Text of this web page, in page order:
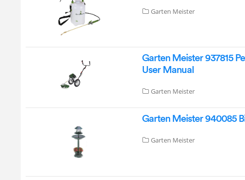
Garten Meister
Garten Meister 937815
User Manual
Garten Meister
Garten Meister 940085
Garten Meister